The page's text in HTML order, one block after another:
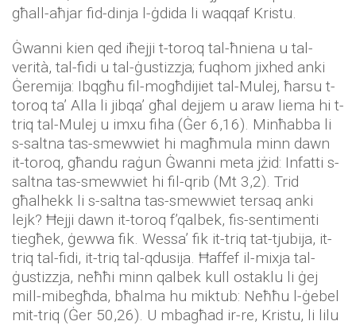
għall-aħjar fid-dinja l-ġdida li waqqaf Kristu.
Ġwanni kien qed iħejji t-toroq tal-ħniena u tal-
verità, tal-fidi u tal-ġustizzja; fuqhom jixhed anki
Ġeremija: Ibqgħu fil-mogħdijiet tal-Mulej, ħarsu t-
toroq ta’ Alla li jibqa’ għal dejjem u araw liema hi t-
triq tal-Mulej u imxu fiha (Ġer 6,16). Minħabba li
s-saltna tas-smewwiet hi magħmula minn dawn
it-toroq, għandu raġun Ġwanni meta jżid: Infatti s-
saltna tas-smewwiet hi fil-qrib (Mt 3,2). Trid
għalhekk li s-saltna tas-smewwiet tersaq anki
lejk? Ħejji dawn it-toroq f’qalbek, fis-sentimenti
tiegħek, ġewwa fik. Wessa’ fik it-triq tat-tjubija, it-
triq tal-fidi, it-triq tal-qdusija. Ħaffef il-mixja tal-
ġustizzja, neħħi minn qalbek kull ostaklu li ġej
mill-mibegħda, bħalma hu miktub: Neħħu l-ġebel
mit-triq (Ġer 50,26). U mbagħad ir-re, Kristu, li lilu